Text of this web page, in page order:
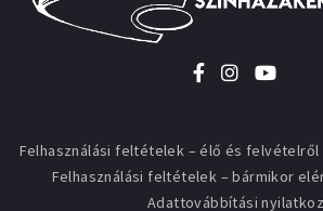
Felhasználási feltételek – élő és
Felhasználási feltételek – bármikor
Adattovábbítási